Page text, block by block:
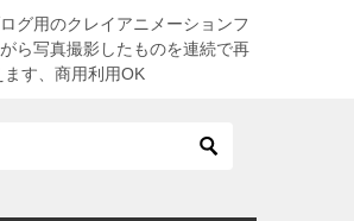
グ用のクレイアニメーションフ
ら写真撮影したものを連続で再
す、商用利用OK